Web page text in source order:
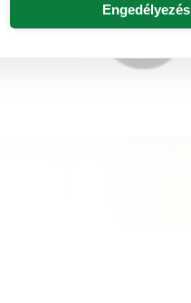
Engedélyezés